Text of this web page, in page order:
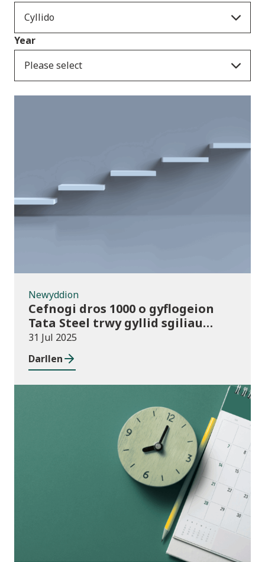
Cyllido
Year
Please select
Newyddion
Newyddion
Cefnogi dros 1000 o gyflogeion
Tata Steel trwy gyllid sgiliau
cyhoeddus
31 Jul 2025
Darllen
Ymatebion i
ymgynghoriadau